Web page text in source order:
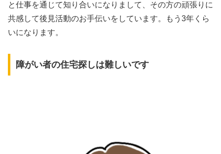
と仕事を通じて知り合いになりまして、その方の頑張りに
共感して後見活動のお手伝いをしています。もう3年くら
いになります。
障がい者の住宅探しは難しいです